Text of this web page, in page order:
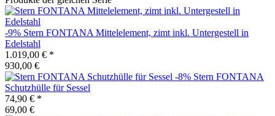
-9% Stern FONTANA Mittelelement, zimt inkl. Untergestell in
Edelstahl
1.019,00 € *
930,00 €
-8% Stern FONTANA
Schutzhülle für Sessel
74,90 € *
69,00 €